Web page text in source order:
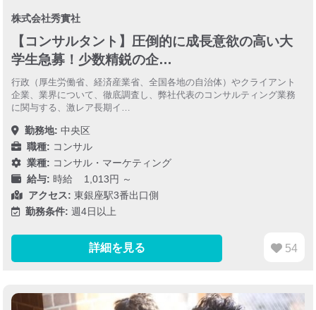
株式会社秀實社
【コンサルタント】圧倒的に成長意欲の高い大
学生急募！少数精鋭の企…
行政（厚生労働省、経済産業省、全国各地の自治体）やクライアント
企業、業界について、徹底調査し、弊社代表のコンサルティング業務
に関与する、激レア長期イ…
勤務地: 中央区
職種: コンサル
業種: コンサル・マーケティング
給与: 時給 1,013円 ～
アクセス: 東銀座駅3番出口側
勤務条件: 週4日以上
詳細を見る 54